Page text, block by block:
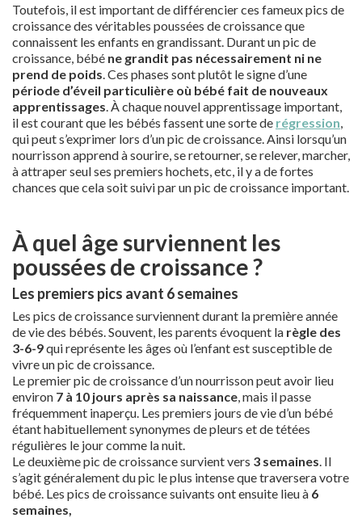
Toutefois, il est important de différencier ces fameux pics de
croissance des véritables poussées de croissance que
connaissent les enfants en grandissant. Durant un pic de
croissance, bébé ne grandit pas nécessairement ni ne
prend de poids . Ces phases sont plutôt le signe d’une
période d’éveil particulière où bébé fait de nouveaux
apprentissages . À chaque nouvel apprentissage important,
il est courant que les bébés fassent une sorte de régression
qui peut s’exprimer lors d’un pic de croissance. Ainsi lorsqu’un
nourrisson apprend à sourire, se retourner, se relever, marcher,
à attraper seul ses premiers hochets, etc, il y a de fortes
chances que cela soit suivi par un pic de croissance important.
À quel âge surviennent les
poussées de croissance ?
Les premiers pics avant 6 semaines
Les pics de croissance surviennent durant la première année
de vie des bébés. Souvent, les parents évoquent la règle des
3-6-9qui représente les âges où l’enfant est susceptible de
vivre un pic de croissance.
Le premier pic de croissance d’un nourrisson peut avoir lieu
environ 7 à 10 jours après sa naissance , mais il passe
fréquemment inaperçu. Les premiers jours de vie d’un bébé
étant habituellement synonymes de pleurs et de tétées
régulières le jour comme la nuit.
Le deuxième pic de croissance survient vers 3 semaines . Il
s’agit généralement du pic le plus intense que traversera votre
bébé. Les pics de croissance suivants ont ensuite lieu à 6
semaines,